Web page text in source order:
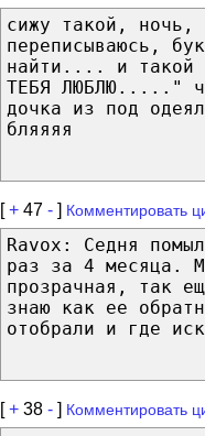
сижу такой, ночь,
переписываюсь,
найти.... и такой
ТЕБЯ ЛЮБЛЮ....."
дочка из под
бляяяя
[+ 47 - ] Комментировать
Ravox: Седня
раз за 4 месяца.
прозрачная, так
знаю как ее
отобрали и где
[+ 38 - ] Комментировать